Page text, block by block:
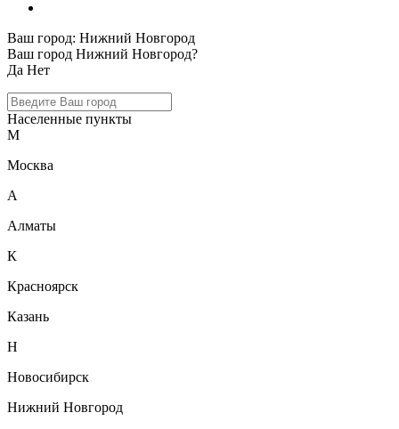
Ваш город: Нижний Новгород
Ваш город Нижний Новгород?
Да Нет
Населенные пункты
М
Москва
А
Алматы
К
Красноярск
Казань
Н
Новосибирск
Нижний Новгород